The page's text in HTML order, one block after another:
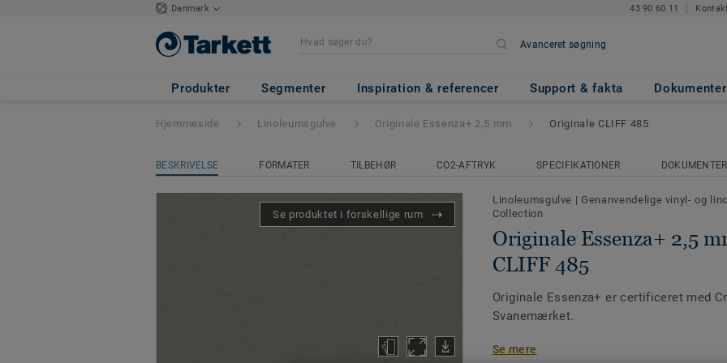
Danmark 43 90 60 11
Avanceret søgning
Produkter Segmenter Inspiration & referencer Support & fakta Dokumenter
Originale Essenza+ 2,5 mm - Originale CLIFF
Hjemmeside Linoleumsgulve Originale Essenza+ 2,5 mm Originale CLIFF 485
BESKRIVELSE FORMATER TILBEHØR CO2-AFTRYK SPECIFIKATIONER DOKUMENTER
Se produktet i forskellige rum
Linoleumsgulve | Genanvendelige vinyl- og
Collection
Originale Essenza+ 2,5
CLIFF 485
Originale Essenza+ er certificeret med
Svanemærket.
Originale Essenza+ består af 97%
Se mere